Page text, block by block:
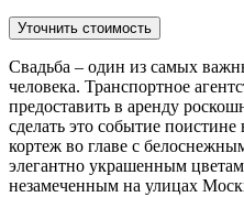
Уточнить стоимость
Свадьба – один из самых
человека. Транспортное
предоставить в аренду
сделать это событие
кортеж во главе с
элегантно украшенным
незамеченным на улицах